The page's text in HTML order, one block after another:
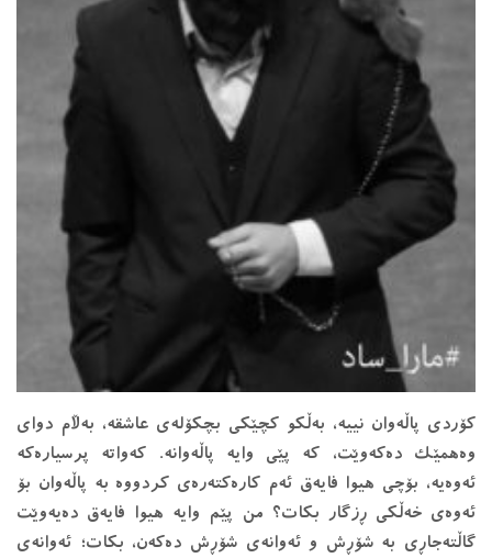
کۆردی پاڵه‌وان نییه‌، به‌ڵکو کچێکی بچکۆله‌ی عاشقه‌، به‌ڵام دوای
وه‌همێک ده‌که‌وێت، که‌ پێی وایه‌ پاڵه‌وانه‌. که‌واته‌ پرسیاره‌که‌
ئه‌وه‌یه‌، بۆچی هیوا فایه‌ق ئه‌م کاره‌کته‌ره‌ی کردووه‌ به‌ پاڵه‌وان بۆ
ئه‌وه‌ی خه‌ڵکی ڕزگار بکات؟ من پێم وایه‌ هیوا فایه‌ق ده‌یه‌وێت
گاڵته‌جاڕی به‌ شۆڕش و ئه‌وانه‌ی شۆڕش ده‌که‌ن، بکات؛ ئه‌وانه‌ی